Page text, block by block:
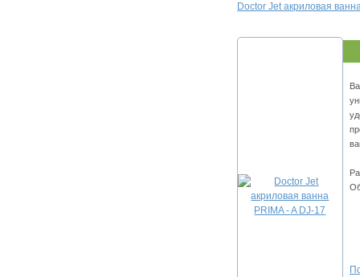
Doctor Jet акриловая